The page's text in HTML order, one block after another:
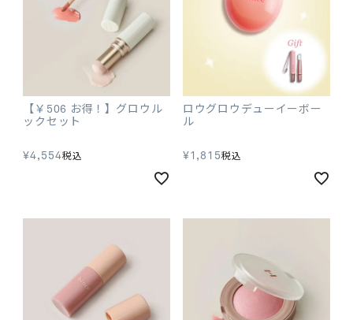
【￥506 お得！】グロウル
ックセット
¥4,554税込
ロウグロウデューイーボー
ル
¥1,815税込